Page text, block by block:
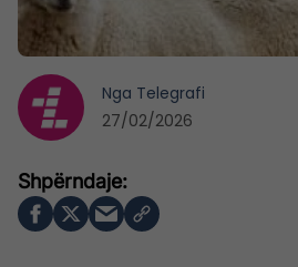
Nga Telegrafi
27/02/2026